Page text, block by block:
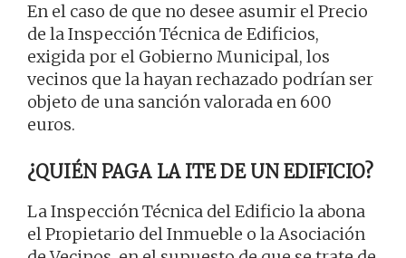
En el caso de que no desee asumir el Precio
de la Inspección Técnica de Edificios,
exigida por el Gobierno Municipal, los
vecinos que la hayan rechazado podrían ser
objeto de una sanción valorada en 600
euros.
¿QUIÉN PAGA LA ITE DE UN EDIFICIO?
La Inspección Técnica del Edificio la abona
el Propietario del Inmueble o la Asociación